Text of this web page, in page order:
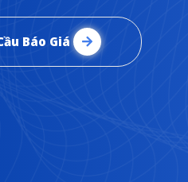
Báo Giá